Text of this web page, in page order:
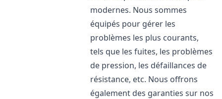
modernes. Nous sommes
équipés pour gérer les
problèmes les plus courants,
tels que les fuites, les problèmes
de pression, les défaillances de
résistance, etc. Nous offrons
également des garanties sur nos